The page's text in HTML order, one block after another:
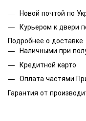
Новой почтой по
Курьером к двери
Подробнее о доставке
Наличными при
Кредитной карто
Оплата частями
Гарантия от